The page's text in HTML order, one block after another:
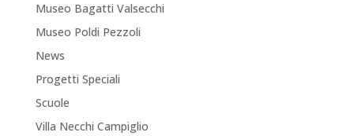
Museo Bagatti Valsecchi
Museo Poldi Pezzoli
News
Progetti Speciali
Scuole
Villa Necchi Campiglio